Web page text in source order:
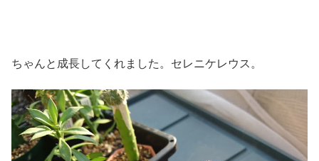
ちゃんと成長してくれました。セレニケレウス。